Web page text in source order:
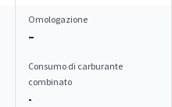
Omologazione
–
Consumo di carburante
combinato
-